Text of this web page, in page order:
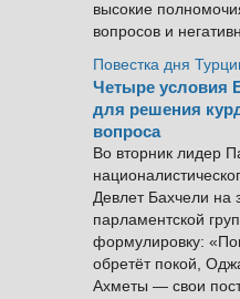
высокие
вопросов и
Повестка дня
Четыре условия
для решения
вопроса
Во вторник лидер
Девлет Бахчели на
парламентской
формулировку:
обретёт покой,
Ахметы — свои